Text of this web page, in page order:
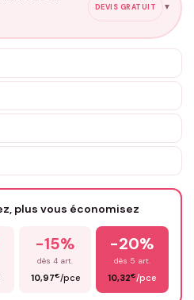
DEVIS GRATUIT ▼
plus vous économisez
-15%
dès 4 art.
10,97€/pce
-20%
dès 5 art.
10,32€/pce